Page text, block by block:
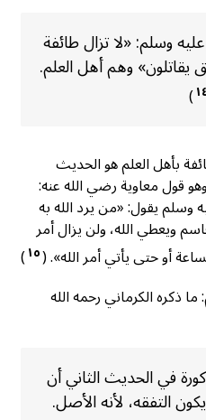
وسلم: «لا تزال طائفة
وهم أهل العلم.
)
بأهل العلم هو الحديث
قول معاوية رضي الله عنه:
يقول: «من يرد الله به
ويعطي الله، ولن يزال أمر
أو حتى يأتي أمر الله».(١٥)
ذكره الكرماني رحمه الله
في الحديث الثاني أن
التفقه، لأنه الأصل.